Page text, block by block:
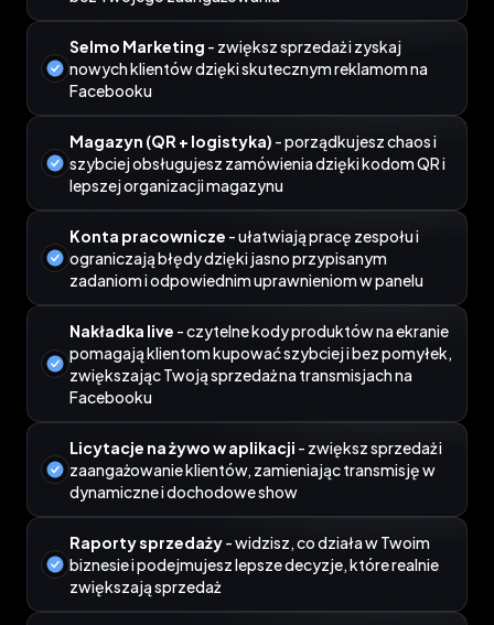
Selmo Marketing - zwiększ sprzedaż i zyskaj
nowych klientów dzięki skutecznym reklamom na
Facebooku
Magazyn (QR + logistyka) - porządkujesz chaos i
szybciej obsługujesz zamówienia dzięki kodom QR i
lepszej organizacji magazynu
Konta pracownicze - ułatwiają pracę zespołu i
ograniczają błędy dzięki jasno przypisanym
zadaniom i odpowiednim uprawnieniom w panelu
Nakładka live - czytelne kody produktów na ekranie
pomagają klientom kupować szybciej i bez pomyłek,
zwiększając Twoją sprzedaż na transmisjach na
Facebooku
Licytacje na żywo w aplikacji - zwiększ sprzedaż i
zaangażowanie klientów, zamieniając transmisję w
dynamiczne i dochodowe show
Raporty sprzedaży- widzisz, co działa w Twoim
biznesie i podejmujesz lepsze decyzje, które realnie
zwiększają sprzedaż